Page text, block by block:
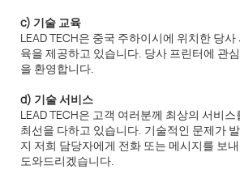
c) 기술 교육
LEAD TECH은 중국 주하이시에 위치한 당
육을 제공하고 있습니다. 당사 프린터에 관
을 환영합니다.
d) 기술 서비스
LEAD TECH은 고객 여러분께 최상의 서비
최선을 다하고 있습니다. 기술적인 문제가
지 저희 담당자에게 전화 또는 메시지를 보
도와드리겠습니다.